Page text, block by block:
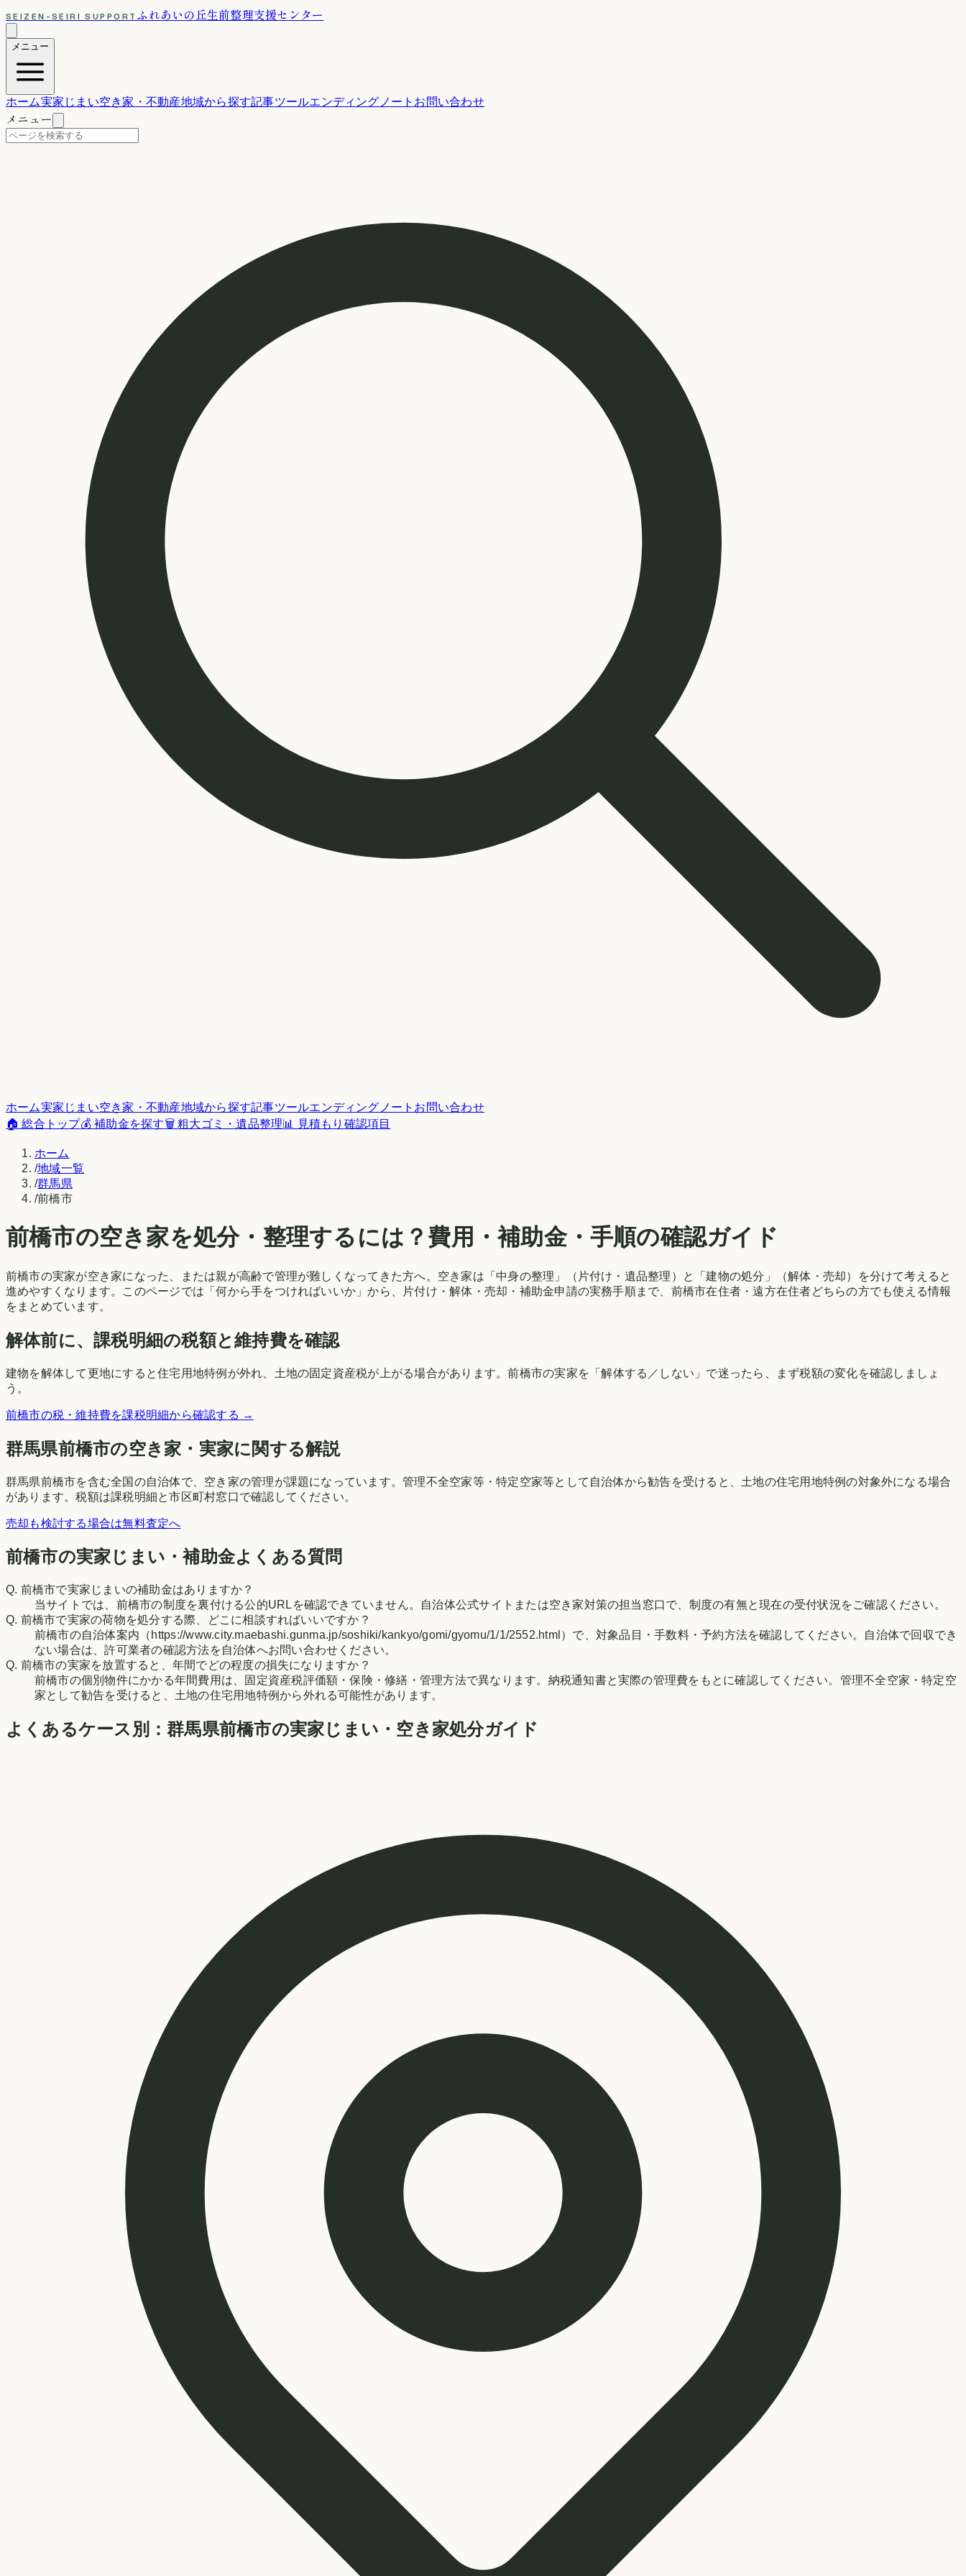
SEIZEN-SEIRI SUPPORT ふれあいの丘生前整理支援センター
メニュー
ホーム実家じまい空き家・不動産地域から探す記事ツールエンディングノート お問い合わせ
メニュー
ホーム実家じまい空き家・不動産地域から探す記事ツールエンディングノート お問い合わせ
🏠 総合トップ💰 補助金を探す🗑️ 粗大ゴミ・遺品整理📊 見積もり確認項目
ホーム
/地域一覧
/群馬県
/前橋市
前橋市の空き家を処分・整理するには？費用・補助金・手順の確認ガイド
前橋市の実家が空き家になった、または親が高齢で管理が難しくなってきた方へ。空き家は「中身の整理」（片付け・遺品整理）と「建物の処分」（解体・売却）を分けて考えると
進めやすくなります。このページでは「何から手をつければいいか」から、片付け・解体・売却・補助金申請の実務手順まで、 前橋市在住者・遠方在住者どちらの方でも使える情報
をまとめています。
解体前に、課税明細の税額と維持費を確認
建物を解体して更地にすると住宅用地特例が外れ、土地の固定資産税が上がる場合があります。前橋市の実家を「解体する／しない」で迷ったら、まず税額の変化を確認しましょ
う。
前橋市の税・維持費を課税明細から確認する →
群馬県前橋市の空き家・実家に関する解説
群馬県前橋市を含む全国の自治体で、空き家の管理が課題になっています。管理不全空家等・特定空家等として自治体から勧告を受けると、土地の住宅用地特例の対象外になる場合
があります。税額は課税明細と市区町村窓口で確認してください。
売却も検討する場合は無料査定へ
前橋市の実家じまい・補助金よくある質問
Q. 前橋市で実家じまいの補助金はありますか？
当サイトでは、前橋市の制度を裏付ける公的URLを確認できていません。自治体公式サイトまたは空き家対策の担当窓口で、制度の有無と現在の受付状況をご確認ください。
Q. 前橋市で実家の荷物を処分する際、どこに相談すればいいですか？
前橋市の自治体案内（https://www.city.maebashi.gunma.jp/soshiki/kankyo/gomi/gyomu/1/1/2552.html）で、対象品目・手数料・予約方法を確認してください。自治体で回収でき
ない場合は、許可業者の確認方法を自治体へお問い合わせください。
Q. 前橋市の実家を放置すると、年間でどの程度の損失になりますか？
前橋市の個別物件にかかる年間費用は、固定資産税評価額・保険・修繕・管理方法で異なります。納税通知書と実際の管理費をもとに確認してください。管理不全空家・特定空
家として勧告を受けると、土地の住宅用地特例から外れる可能性があります。
よくあるケース別：群馬県前橋市の実家じまい・空き家処分ガイド